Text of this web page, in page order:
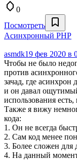
0
Посмотреть
Aсинхронный PHP
asmdk19 фев 2020 в
Чтобы не было
против
зачад, где
и он давал
использования
Также я вижу
кода:
1. Он не всегда
2. Сам код менее
3. Более сложен для
4. На данный